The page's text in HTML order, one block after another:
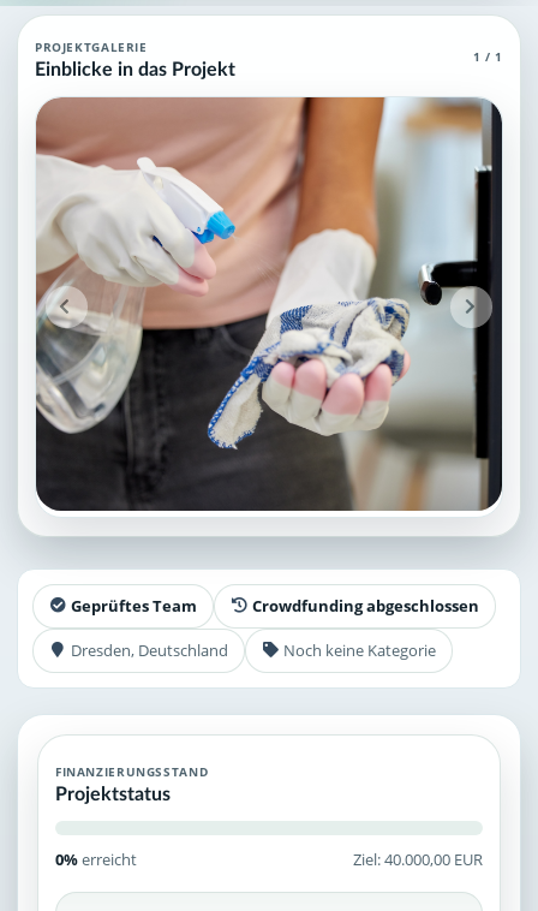
Agent (MCP) für Systemhygiene:
Agent (MCP) für Systemhygiene , die über grundlegendes und
Projektteam: SupraTix GmbH.
Historischer Finanzierungsstand: 0 EUR von 40.000,00 EUR.
Unterstützer:innen: 0. Erreicht: 0 Prozent.
Historisch veröffentlichte Unterstützungsoptionen: 4.
Aktiver Seitenabschnitt: information.
Qualitätssicherung: Kanonische URL, Robots-Angaben,
PROJEKTGALERIE
Einblicke in das Projekt 1 / 1
Geprüftes Team Crowdfunding abgeschlossen
Dresden, Deutschland Noch keine Kategorie
FINANZIERUNGSSTAND
Projektstatus
0%erreicht Ziel: 40.000,00 EUR